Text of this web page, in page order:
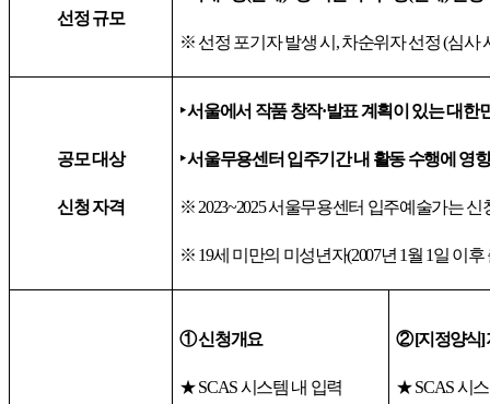
선정 규모
※ 선정 포기자 발생 시 ,차순위자 선정(심사
공모 대상
신청 자격
‣서울에서 작품 창작·발표 계획이 있는 대한
‣서울무용센터 입주기간 내 활동 수행에 영
※ 2023~2025서울무용센터 입주예술가는 신
※ 19세 미만의 미성년자(2007년 1월 1일 이후
①신청개요
★SCAS시스템 내 입력
②[지정양식]
★SCAS시